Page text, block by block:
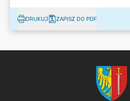
DRUKUJ ZAPISZ DO PDF